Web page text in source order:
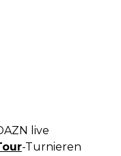
live
-Turnieren